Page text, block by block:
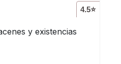
4.5⭐
y existencias